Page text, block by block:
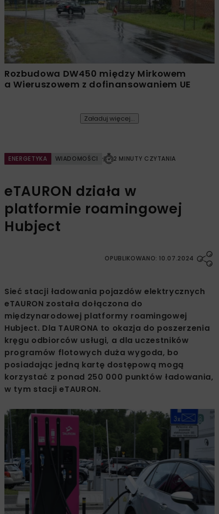
Rozbudowa DW450 między Mirkowem
a Wieruszowem z dofinansowaniem UE
Załaduj więcej...
ENERGETYKA WIADOMOŚCI 2 MINUTY CZYTANIA
eTAURON działa w
platformie roamingowej
Hubject
OPUBLIKOWANO: 10.07.2024
Sieć stacji ładowania pojazdów elektrycznych
eTAURON została dołączona do
międzynarodowej platformy roamingowej
Hubject. Dla TAURONA to okazja do poszerzenia
kręgu odbiorców usługi, a dla uczestników
programów flotowych duża wygoda, bo
posiadając jedną kartę dostępową mogą
korzystać z ponad 250 000 punktów ładowania,
w tym stacji eTAURON.